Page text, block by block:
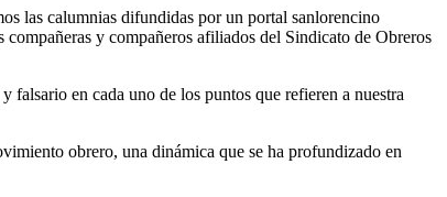
las calumnias difundidas por un portal sanlorencino
y compañeros afiliados del Sindicato de Obreros
en cada uno de los puntos que refieren a nuestra
obrero, una dinámica que se ha profundizado en